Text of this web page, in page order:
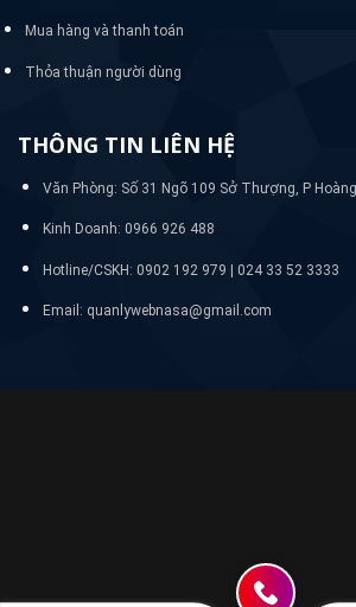
Mua hàng và thanh toán
Thỏa thuận người dùng
THÔNG TIN LIÊN HỆ
Văn Phòng: Số 31 Ngõ 109 Sở Thượng, P
Kinh Doanh: 0966 926 488
Hotline/CSKH: 0902 192 979 | 024 33 52 3333
Email: quanlywebnasa@gmail.com